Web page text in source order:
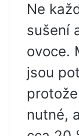
Ne
sušení
ovoce.
jsou
nutné,